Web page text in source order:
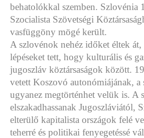
behatolókkal szemben. Szlovénia
Szocialista Szövetségi
vasfüggöny mögé került.
A szlovénok nehéz időket éltek
lépéseket tett, hogy kulturális és
jugoszláv köztársaságok között.
vetett Koszovó autonómiájának,
ugyanez megtörténhet velük is. A
elszakadhassanak Jugoszláviától,
elterülő kapitalista országok felé
teherré és politikai fenyegetéssé